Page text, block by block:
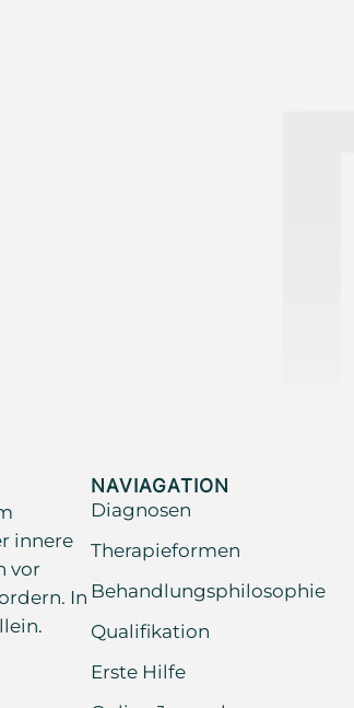
innere
vor
In
NAVIAGATION
Diagnosen
Therapieformen
Behandlungsphilosophie
Qualifikation
Erste Hilfe